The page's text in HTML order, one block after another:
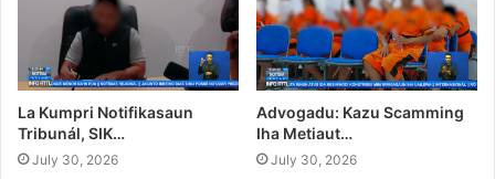
La Kumpri Notifikasaun
Tribunál, SIK…
July 30, 2026
Advogadu: Kazu Scamming
Iha Metiaut…
July 30, 2026